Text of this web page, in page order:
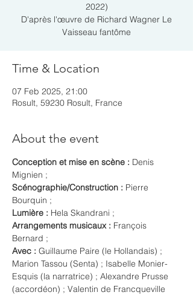
2022)
D'après l'œuvre de Richard Wagner Le
Time & Location
07 Feb 2025, 21:00
Rosult, 59230 Rosult, France
About the event
Conception et mise en scène : Denis
Mignien ;
Scénographie/Construction : Pierre
Bourquin ;
Lumière : Hela Skandrani ;
Arrangements musicaux : François
Bernard ;
Avec : Guillaume Paire (le Hollandais) ;
Marion Tassou (Senta) ; Isabelle Monier-
Esquis (la narratrice) ; Alexandre Prusse
(accordéon) ; Valentin de Francqueville